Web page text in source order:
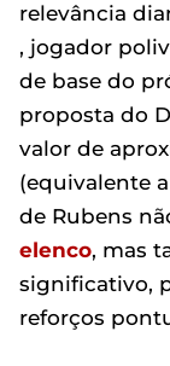
relevância
, jogador
de base do
proposta do
valor de
(equivalente
de Rubens
elenco, mas
significativo,
reforços